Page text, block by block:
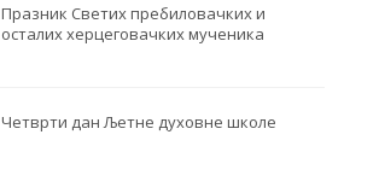
Празник Светих пребиловачких и
осталих херцеговачких мученика
Четврти дан Љетне духовне школе